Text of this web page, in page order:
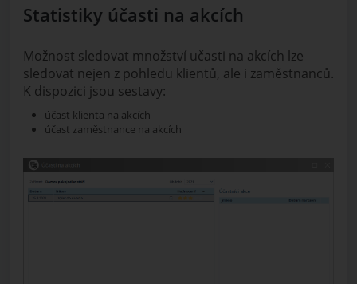
Statistiky účasti na akcích
Možnost sledovat množství učasti na akcích lze
sledovat nejen z pohledu klientů, ale i zaměstnanců.
K dispozici jsou sestavy:
účast klienta na akcích
účast zaměstnance na akcích